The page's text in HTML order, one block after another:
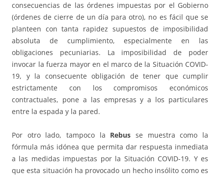
consecuencias de las órdenes impuestas por el Gobierno
(órdenes de cierre de un día para otro), no es fácil que se
planteen con tanta rapidez supuestos de imposibilidad
absoluta de cumplimiento, especialmente en las
obligaciones pecuniarias. La imposibilidad de poder
invocar la fuerza mayor en el marco de la Situación COVID-
19, y la consecuente obligación de tener que cumplir
estrictamente con los compromisos económicos
contractuales, pone a las empresas y a los particulares
entre la espada y la pared.
Por otro lado, tampoco la Rebus se muestra como la
fórmula más idónea que permita dar respuesta inmediata
a las medidas impuestas por la Situación COVID-19. Y es
que esta situación ha provocado un hecho insólito como es